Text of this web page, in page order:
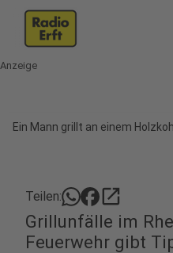
Anzeige
Ein Mann grillt an einem
Teilen: open_in_new
Grillunfälle im
Feuerwehr gibt